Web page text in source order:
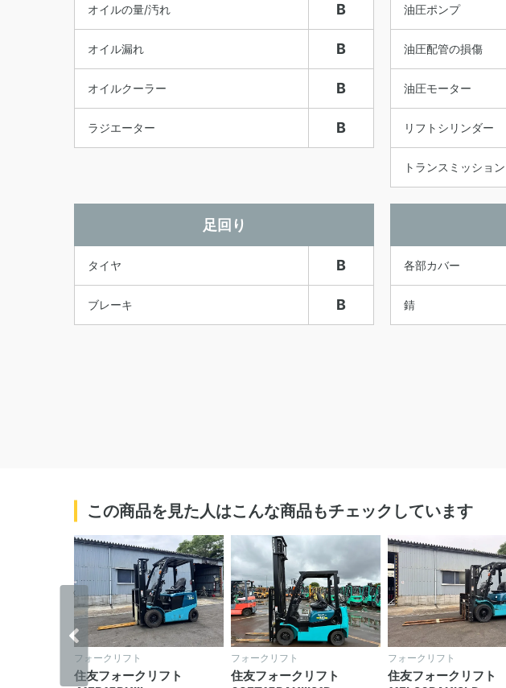
オイルの量/汚れ B
オイル漏れ B
オイルクーラー B
ラジエーター B
油圧ポンプ
油圧配管の損傷
油圧モーター
リフトシリンダー
トランスミッション
足回り
タイヤ B
ブレーキ B
各部カバー
錆
この商品を見た人はこんな商品もチェックしています
フォークリフト
住友フォークリフト
フォークリフト
住友フォークリフト
フォークリフト
住友フォークリフト
‹